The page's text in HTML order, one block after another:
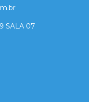
SALA 07